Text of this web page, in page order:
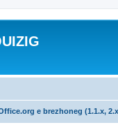
e brezhoneg (1.1.x,